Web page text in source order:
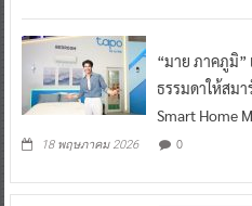
“มาย ภาคภูมิ”
ธรรมดาให้สมา
Smart Home
18 พฤษภาคม 2026 0